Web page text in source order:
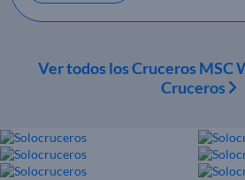
Ver todos los Cruceros MSC
Cruceros